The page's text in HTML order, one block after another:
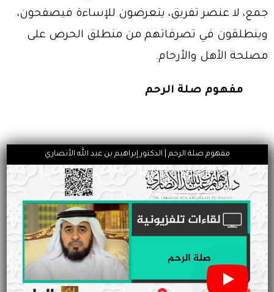
جمع، لا عنصر تفريق، يتعرضون للإساءة فيصفحون،
وينطلقون في تصرفاتهم من منطلق الحرص على
مصلحة الأهل والأرحام.
مفهوم صلة الرحم
مفهوم صلة الرحم | الدكتور إبراهيم بن عبد الله الأنصاري